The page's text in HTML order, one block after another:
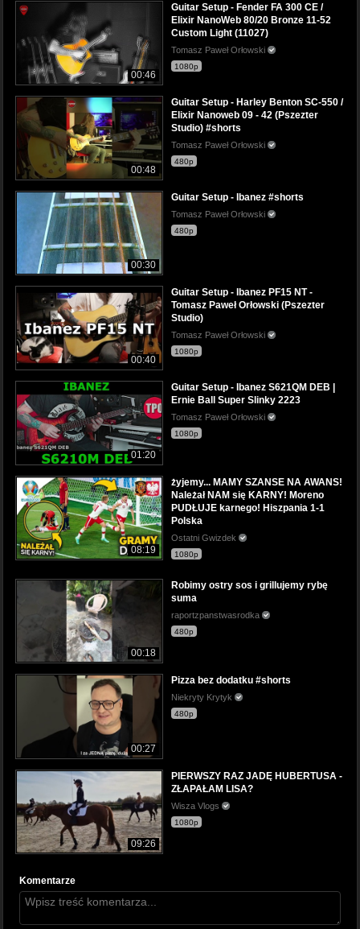
00:46
Guitar Setup - Fender FA 300 CE /
Elixir NanoWeb 80/20 Bronze 11-52
Custom Light (11027)
Tomasz Paweł Orłowski
1080p
00:48
Guitar Setup - Harley Benton SC-550 /
Elixir Nanoweb 09 - 42 (Pszezter
Studio) #shorts
Tomasz Paweł Orłowski
480p
00:30
Guitar Setup - Ibanez #shorts
Tomasz Paweł Orłowski
480p
00:40
Guitar Setup - Ibanez PF15 NT -
Tomasz Paweł Orłowski (Pszezter
Studio)
Tomasz Paweł Orłowski
1080p
01:20
Guitar Setup - Ibanez S621QM DEB |
Ernie Ball Super Slinky 2223
Tomasz Paweł Orłowski
1080p
08:19
żyjemy... MAMY SZANSE NA AWANS!
Należał NAM się KARNY! Moreno
PUDŁUJE karnego! Hiszpania 1-1
Polska
Ostatni Gwizdek
1080p
00:18
Robimy ostry sos i grillujemy rybę
suma
raportzpanstwasrodka
480p
00:27
Pizza bez dodatku #shorts
Niekryty Krytyk
480p
09:26
PIERWSZY RAZ JADĘ HUBERTUSA -
ZŁAPAŁAM LISA?
Wisza Vlogs
1080p
Komentarze